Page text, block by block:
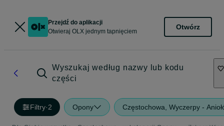
Przejdź do aplikacji
Otwieraj OLX jednym tapnięciem
Otwórz
Wyszukaj według nazwy lub kodu
części
Filtry·2 Opony Częstochowa, Wyczerpy -